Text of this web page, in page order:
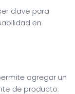
clave para
en
agregar un
de producto.